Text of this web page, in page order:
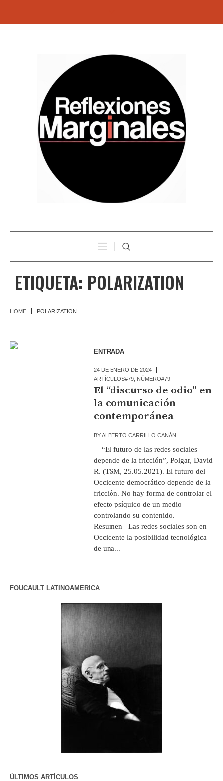
ETIQUETA: POLARIZATION
HOME POLARIZATION
ENTRADA
24 DE ENERO DE 2024
ARTÍCULOS#79 NÚMERO#79
El “discurso de odio” en
la comunicación
contemporánea
BYALBERTO CARRILLO CANÁN
“El futuro de las redes sociales
depende de la fricción”, Polgar, David
R. (TSM, 25.05.2021). El futuro del
Occidente democrático depende de la
fricción. No hay forma de controlar el
efecto psíquico de un medio
controlando su contenido.
Resumen Las redes sociales son en
Occidente la posibilidad tecnológica
de una...
FOUCAULT LATINOAMERICA
ÚLTIMOS ARTÍCULOS